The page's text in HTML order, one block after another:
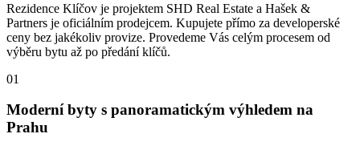
Rezidence Klíčov je projektem SHD Real Estate a Hašek &
Partners je oficiálním prodejcem. Kupujete přímo za developerské
ceny bez jakékoliv provize. Provedeme Vás celým procesem od
výběru bytu až po předání klíčů.
01
Moderní byty s panoramatickým výhledem na
Prahu